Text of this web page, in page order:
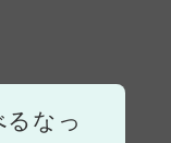
なっ